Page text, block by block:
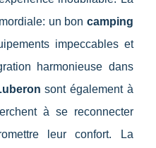
un bon camping
impeccables et
harmonieuse dans
sont également à
à se reconnecter
leur confort. La